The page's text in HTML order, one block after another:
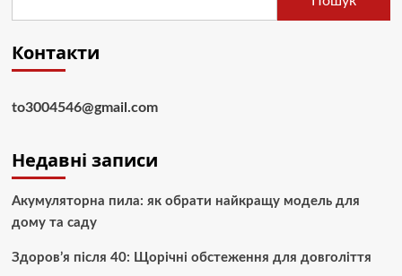
Контакти
to3004546@gmail.com
Недавні записи
Акумуляторна пила: як обрати найкращу модель для
дому та саду
Здоров’я після 40: Щорічні обстеження для довголіття